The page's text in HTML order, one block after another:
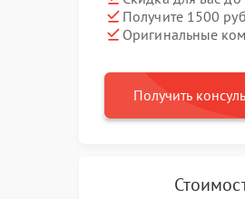
Получите 1500
Оригинальные
Получить